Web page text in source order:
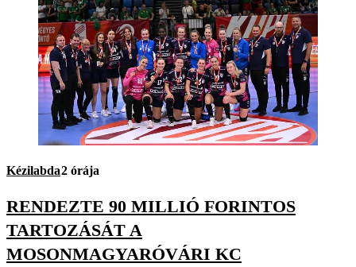
Kézilabda2 órája
RENDEZTE 90 MILLIÓ FORINTOS
TARTOZÁSÁT A
MOSONMAGYARÓVÁRI KC